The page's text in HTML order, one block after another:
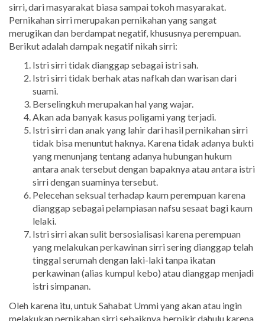
sirri, dari masyarakat biasa sampai tokoh masyarakat.
Pernikahan sirri merupakan pernikahan yang sangat
merugikan dan berdampat negatif, khususnya perempuan.
Berikut adalah dampak negatif nikah sirri:
Istri sirri tidak dianggap sebagai istri sah.
Istri sirri tidak berhak atas nafkah dan warisan dari
suami.
Berselingkuh merupakan hal yang wajar.
Akan ada banyak kasus poligami yang terjadi.
Istri sirri dan anak yang lahir dari hasil pernikahan sirri
tidak bisa menuntut haknya. Karena tidak adanya bukti
yang menunjang tentang adanya hubungan hukum
antara anak tersebut dengan bapaknya atau antara istri
sirri dengan suaminya tersebut.
Pelecehan seksual terhadap kaum perempuan karena
dianggap sebagai pelampiasan nafsu sesaat bagi kaum
lelaki.
Istri sirri akan sulit bersosialisasi karena perempuan
yang melakukan perkawinan sirri sering dianggap telah
tinggal serumah dengan laki-laki tanpa ikatan
perkawinan (alias kumpul kebo) atau dianggap menjadi
istri simpanan.
Oleh karena itu, untuk Sahabat Ummi yang akan atau ingin
melakukan pernikahan sirri sebaiknya berpikir dahulu karena